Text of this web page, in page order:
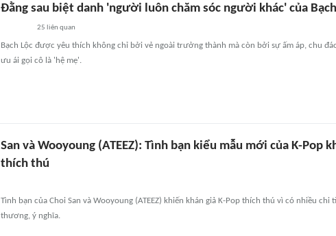
Đằng sau biệt danh 'người luôn chăm sóc người khác' của
25 liên quan
Bạch Lộc được yêu thích không chỉ bởi vẻ ngoài trưởng thành mà còn bởi sự ấm áp, chu
ưu ái gọi cô là 'hệ mẹ'.
San và Wooyoung (ATEEZ): Tình bạn kiểu mẫu mới của K-Pop
thích thú
Tình bạn của Choi San và Wooyoung (ATEEZ) khiến khán giả K-Pop thích thú vì có nhiều chi
thương, ý nghĩa.